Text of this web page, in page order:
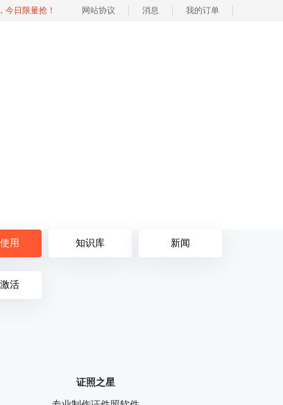
今日限量抢！ 网站协议 消息 我的订单
用 知识库 新闻
活
证照之星